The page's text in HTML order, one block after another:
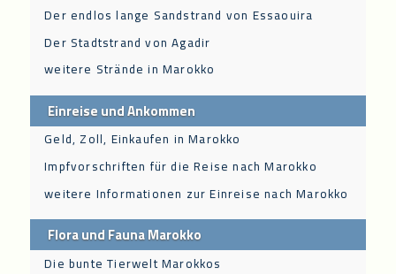
Der endlos lange Sandstrand von Essaouira
Der Stadtstrand von Agadir
weitere Strände in Marokko
Einreise und Ankommen
Geld, Zoll, Einkaufen in Marokko
Impfvorschriften für die Reise nach Marokko
weitere Informationen zur Einreise nach Marokko
Flora und Fauna Marokko
Die bunte Tierwelt Marokkos